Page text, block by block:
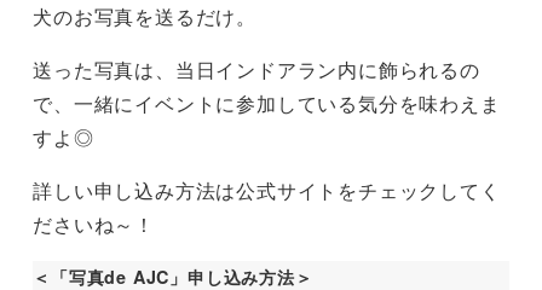
犬のお写真を送るだけ。
送った写真は、当日インドアラン内に飾られるの
で、一緒にイベントに参加している気分を味わえま
すよ◎
詳しい申し込み方法は公式サイトをチェックしてく
ださいね～！
＜「写真de AJC」申し込み方法＞